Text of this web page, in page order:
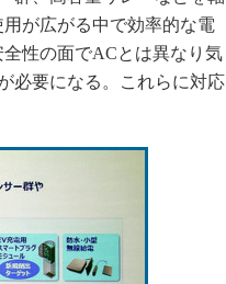
が広がる中で効率的な電
性の面でACとは異なり気
必要になる。これらに対応